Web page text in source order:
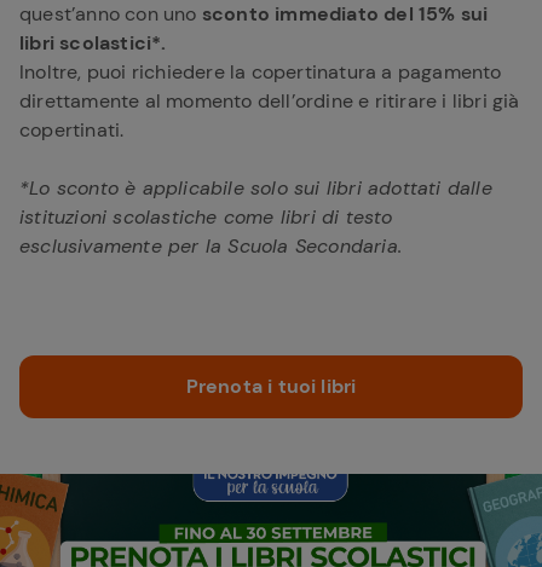
quest’anno con uno sconto immediato del 15% sui
libri scolastici*.
Inoltre, puoi richiedere la copertinatura a pagamento
direttamente al momento dell’ordine e ritirare i libri già
copertinati.​​
*Lo sconto è applicabile solo sui libri adottati dalle
istituzioni scolastiche come libri di testo
esclusivamente per la Scuola Secondaria.
Prenota i tuoi libri